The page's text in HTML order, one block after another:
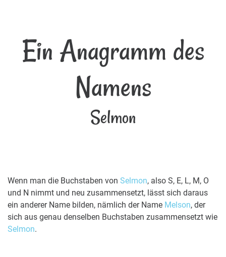
Ein Anagramm des
Namens
Selmon
Wenn man die Buchstaben von Selmon, also S, E, L, M, O
und N nimmt und neu zusammensetzt, lässt sich daraus
ein anderer Name bilden, nämlich der Name Melson, der
sich aus genau denselben Buchstaben zusammensetzt wie
Selmon.